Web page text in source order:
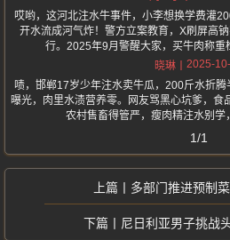
哎哟，这河北注水牛事件，小李想换学费灌
开水流成河气炸！警方立案教育，X刷屏高
行。2025年9月警醒大家，买牛肉称重
晓琳
2025-
啧，邯郸17岁少年注水卖牛瓜，200斤水折
曝光，肉里水渍营养零。网友骂黑心坑爹，食
农村售畜得管严，瘦肉精注水别学
1/1
多部门推进预制
尼日利亚男子挑战